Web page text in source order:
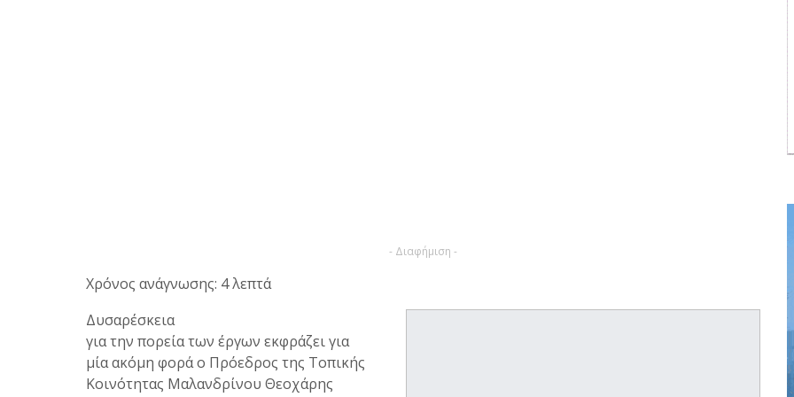
- Διαφήμιση -
Χρόνος ανάγνωσης: 4 λεπτά
Δυσαρέσκεια
για την πορεία των έργων εκφράζει για
μία ακόμη φορά ο Πρόεδρος της Τοπικής
Κοινότητας Μαλανδρίνου Θεοχάρης